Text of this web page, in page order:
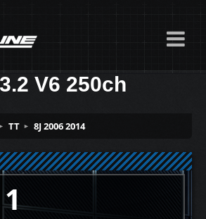
V6 250ch
TT 8J 2006 2014